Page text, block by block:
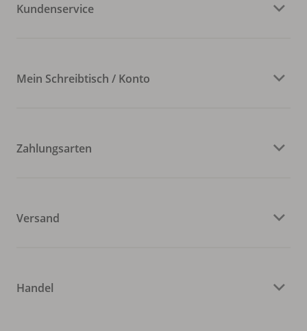
Kundenservice
Mein Schreibtisch / Konto
Zahlungsarten
Versand
Handel